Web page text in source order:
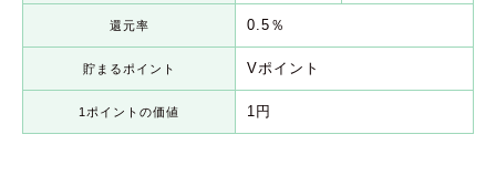
還元率 0.5％
貯まるポイント Vポイント
1ポイントの価値 1円